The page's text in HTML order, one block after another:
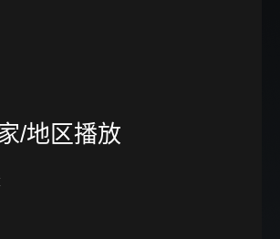
行2026
/地区播放